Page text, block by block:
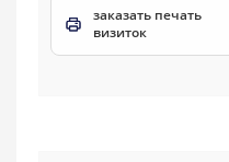
заказать печать
визиток